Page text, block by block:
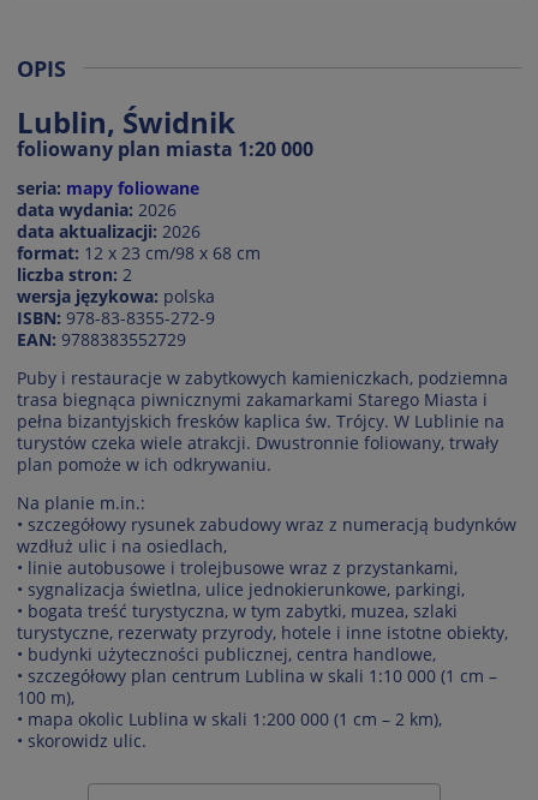
OPIS
Lublin, Świdnik
foliowany plan miasta 1:20 000
seria: mapy foliowane
data wydania: 2026
data aktualizacji: 2026
format: 12 x 23 cm/98 x 68 cm
liczba stron: 2
wersja językowa: polska
ISBN: 978-83-8355-272-9
EAN: 9788383552729
Puby i restauracje w zabytkowych kamieniczkach, podziemna
trasa biegnąca piwnicznymi zakamarkami Starego Miasta i
pełna bizantyjskich fresków kaplica św. Trójcy. W Lublinie na
turystów czeka wiele atrakcji. Dwustronnie foliowany, trwały
plan pomoże w ich odkrywaniu.
Na planie m.in.:
• szczegółowy rysunek zabudowy wraz z numeracją budynków
wzdłuż ulic i na osiedlach,
• linie autobusowe i trolejbusowe wraz z przystankami,
• sygnalizacja świetlna, ulice jednokierunkowe, parkingi,
• bogata treść turystyczna, w tym zabytki, muzea, szlaki
turystyczne, rezerwaty przyrody, hotele i inne istotne obiekty,
• budynki użyteczności publicznej, centra handlowe,
• szczegółowy plan centrum Lublina w skali 1:10 000 (1 cm –
100 m),
• mapa okolic Lublina w skali 1:200 000 (1 cm – 2 km),
• skorowidz ulic.